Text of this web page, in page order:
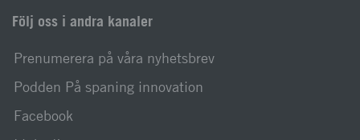
Följ oss i andra kanaler
Prenumerera på våra nyhetsbrev
Podden På spaning innovation
Facebook